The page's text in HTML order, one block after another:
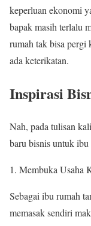
keperluan ekonomi
bapak masih terlalu
rumah tak bisa pergi
ada keterikatan.
Inspirasi
Nah, pada tulisan
baru bisnis untuk ibu
1. Membuka Usaha
Sebagai ibu rumah
memasak sendiri